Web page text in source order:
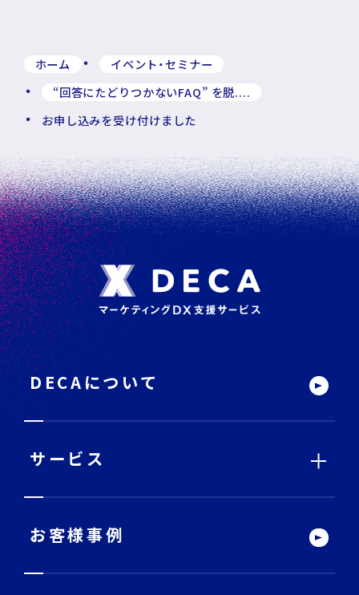
ホーム
イベント・セミナー
“回答にたどりつかないFAQ” を脱....
お申し込みを受け付けました
フ
ッ
タ
ー
サ
イ
ト
内
DECAについて
サービス
サービストップ
お客様事例